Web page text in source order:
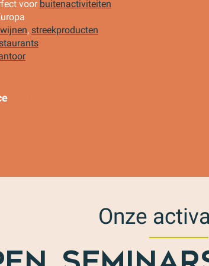
voor buitenactiviteiten
, streekproducten
Onze